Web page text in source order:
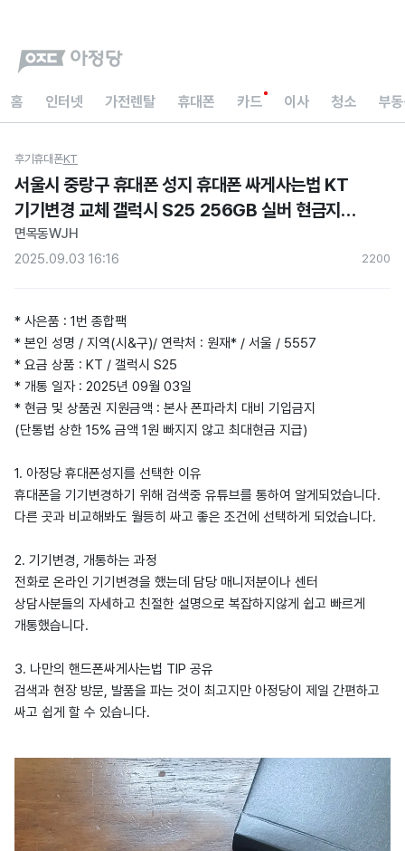
홈 인터넷 가전렌탈 휴대폰 카드 이사 청소 부
후기휴대폰KT
서울시 중랑구 휴대폰 성지 휴대폰 싸게사는법 KT
기기변경 교체 갤럭시 S25 256GB 실버 현금지원
아정당 내돈내산 후기
면목동WJH
2025.09.03 16:16
2200
* 사은품 : 1번 종합팩
* 본인 성명 / 지역(시&구)/ 연락처 : 원재* / 서울 / 5557
* 요금 상품 : KT / 갤럭시 S25
* 개통 일자 : 2025년 09월 03일
* 현금 및 상품권 지원금액 : 본사 폰파라치 대비 기입금지
(단통법 상한 15% 금액 1원 빠지지 않고 최대현금 지급)
1. 아정당 휴대폰성지를 선택한 이유
휴대폰을 기기변경하기 위해 검색중 유튜브를 통하여 알게되었습니다.
다른 곳과 비교해봐도 월등히 싸고 좋은 조건에 선택하게 되었습니다.
2. 기기변경, 개통하는 과정
전화로 온라인 기기변경을 했는데 담당 매니저분이나 센터
상담사분들의 자세하고 친절한 설명으로 복잡하지않게 쉽고 빠르게
개통했습니다.
3. 나만의 핸드폰싸게사는법 TIP 공유
검색과 현장 방문, 발품을 파는 것이 최고지만 아정당이 제일 간편하고
싸고 쉽게 할 수 있습니다.